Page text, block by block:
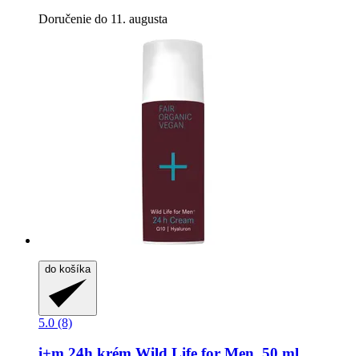
Doručenie do 11. augusta
do košíka
5.0 (8)